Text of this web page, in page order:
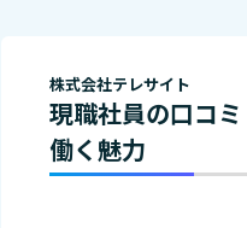
株式会社テレサイト
現職社員の口コ
働く魅力